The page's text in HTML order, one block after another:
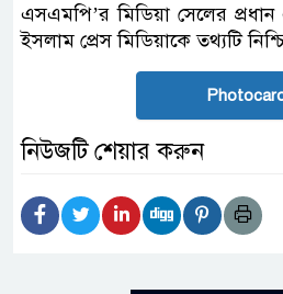
এসএমপি’র মিডিয়া সেলের
ইসলাম প্রেস মিডিয়াকে তথ্যটি
নিউজটি শেয়ার করুন